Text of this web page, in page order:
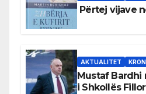
Përtej vijave
AKTUALITET
Mustaf
i Shkollës